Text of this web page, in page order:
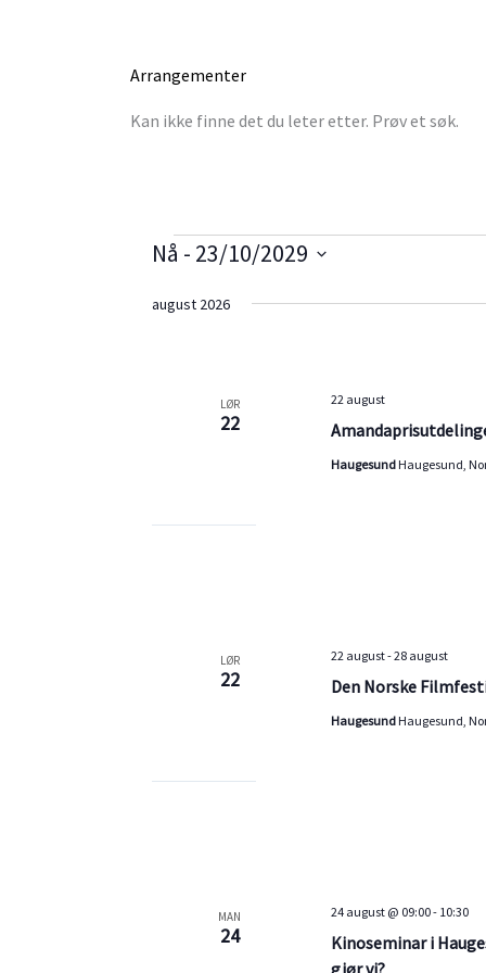
Arrangementer
Kan ikke finne det du leter etter. Prøv et søk.
Arrangementer
Nå - 23/10/2029
e
august 2026
LØR
22
22 august
Haugesund Haugesund,
LØR
22 Den Norske
22 august-28 august
Haugesund Haugesund,
MAN
24
Kinoseminar i
24 august @ 09:00- 10:30